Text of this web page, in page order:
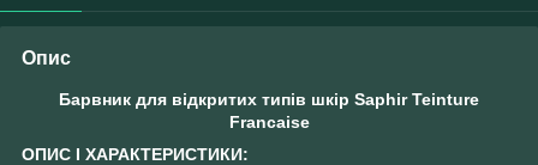
Опис
Барвник для відкритих типів шкір Saphir Teinture
Francaise
ОПИС І ХАРАКТЕРИСТИКИ: